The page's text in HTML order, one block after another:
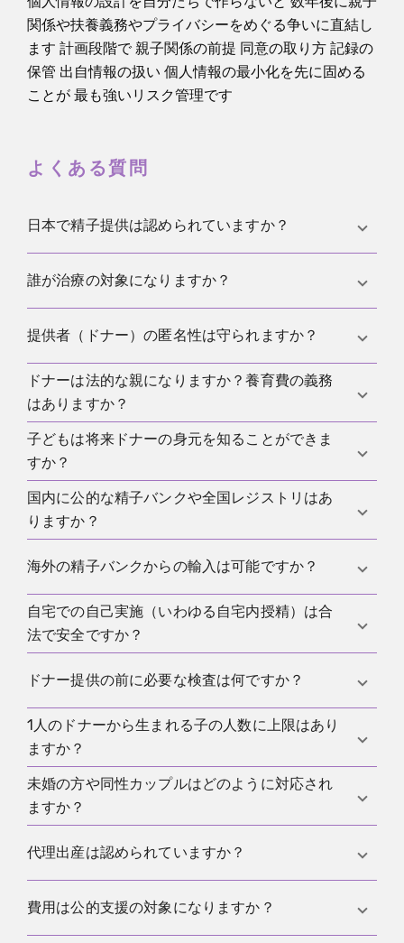
関係や扶養義務やプライバシーをめぐる争いに直結し
ます 計画段階で 親子関係の前提 同意の取り方 記録の
保管 出自情報の扱い 個人情報の最小化を先に固める
ことが 最も強いリスク管理です
よくある質問
日本で精子提供は認められていますか？
一部の医療機関で、医師の管理下にある生殖補助医
は各施設の方針と専門学会の指針に従って判断され
誰が治療の対象になりますか？
多くの施設は法律上の婚姻関係にある異性カップル
への提供は施設方針により取り扱いが異なり、国内
では受け入れ先が限られます。
提供者（ドナー）の匿名性は守られますか？
日本では歴史的に匿名提供が主流でしたが、子の出
自を知る権利に関する議論が進んでおり、施設ごと
に運用が異なります。詳細は受診先での説明と同意
手続きで確認します。
ドナーは法的な親になりますか？養育費の義務
はありますか？
医療機関で適切な手続きに基づき行われた提供で
は、通常ドナーは親権や扶養義務などの法的地位を
取得しません。親子関係は治療へ同意した当事者間
で取り扱われます。
子どもは将来ドナーの身元を知ることができま
すか？
国内で統一的な公開制度は確立途上で、情報開示の
範囲や手続きは施設の同意書や保存体制に依存しま
れる場合があります。
国内に公的な精子バンクや全国レジストリはあ
りますか？
全国統一の公的レジストリは整備途中で、提供は主
保管や追跡は施設の責任で行われます。
海外の精子バンクからの輸入は可能ですか？
一部施設では品質管理やトレーサビリティを満たす
場合に取り扱うことがあります。個人輸入や私的な
ん。
自宅での自己実施（いわゆる自宅内授精）は合
法で安全ですか？
医療管理や検査、記録、感染対策が欠如しやすく、
れません。医療機関での実施が安全性と証拠性の点
で優先されます。
ドナー提供の前に必要な検査は何ですか？
感染症スクリーニング、必要に応じた遺伝学的検
査、精液検査、心理社会的評価、保管と解凍の品質
確認などが行われ、結果は施設で厳格に記録・管理
されます。
1人のドナーから生まれる子の人数に上限はあり
ますか？
法定の全国一律基準は限定的ですが、多くの施設は
近親リスクの低減と追跡性確保のため内部基準で上
未婚の方や同性カップルはどのように対応され
ますか？
国内では対象外とする施設が多数で、受入れ可否は
プ制度の有無にかかわらず、生殖医療の取り扱いは
代理出産は認められていますか？
国内では実施が強く抑制されており、学会等の見解
費用は公的支援の対象になりますか？